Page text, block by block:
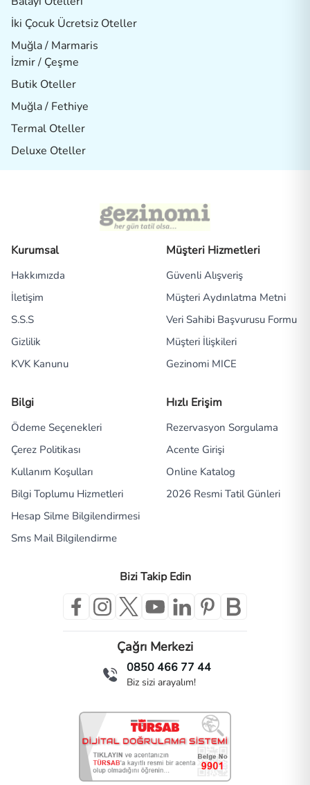
İki Çocuk Ücretsiz Oteller
Muğla / Marmaris
İzmir / Çeşme
Butik Oteller
Muğla / Fethiye
Termal Oteller
Deluxe Oteller
Kurumsal
Hakkımızda
İletişim
S.S.S
Gizlilik
KVK Kanunu
Müşteri Hizmetleri
Güvenli Alışveriş
Müşteri Aydınlatma Metni
Veri Sahibi Başvurusu Formu
Müşteri İlişkileri
Gezinomi MICE
Bilgi
Ödeme Seçenekleri
Çerez Politikası
Kullanım Koşulları
Bilgi Toplumu Hizmetleri
Hesap Silme Bilgilendirmesi
Sms Mail Bilgilendirme
Hızlı Erişim
Rezervasyon Sorgulama
Acente Girişi
Online Katalog
2026 Resmi Tatil Günleri
Bizi Takip Edin
Çağrı Merkezi
0850 466 77 44
Biz sizi arayalım!